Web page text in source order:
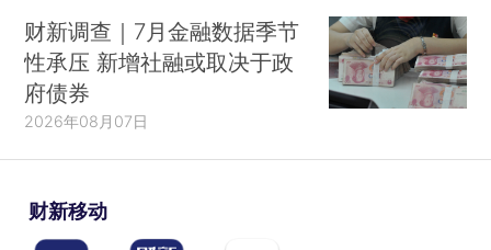
财新调查｜7月金融数据季节
性承压 新增社融或取决于政
府债券
2026年08月07日
财新移动